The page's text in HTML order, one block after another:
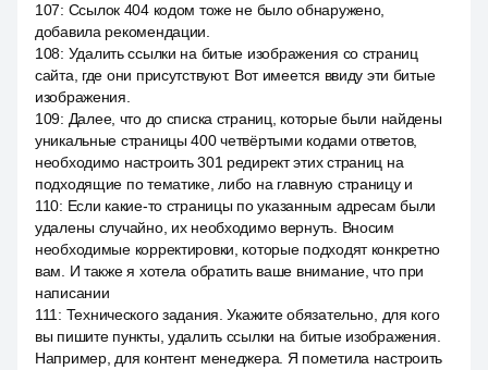
107: Ссылок 404 кодом тоже не было обнаружено,
добавила рекомендации.
108: Удалить ссылки на битые изображения со страниц
сайта, где они присутствуют. Вот имеется ввиду эти битые
изображения.
109: Далее, что до списка страниц, которые были найдены
уникальные страницы 400 четвёртыми кодами ответов,
необходимо настроить 301 редирект этих страниц на
подходящие по тематике, либо на главную страницу и
110: Если какие-то страницы по указанным адресам были
удалены случайно, их необходимо вернуть. Вносим
необходимые корректировки, которые подходят конкретно
вам. И также я хотела обратить ваше внимание, что при
написании
111 : Технического задания. Укажите обязательно, для кого
вы пишите пункты, удалить ссылки на битые изображения.
Например, для контент менеджера. Я пометила настроить